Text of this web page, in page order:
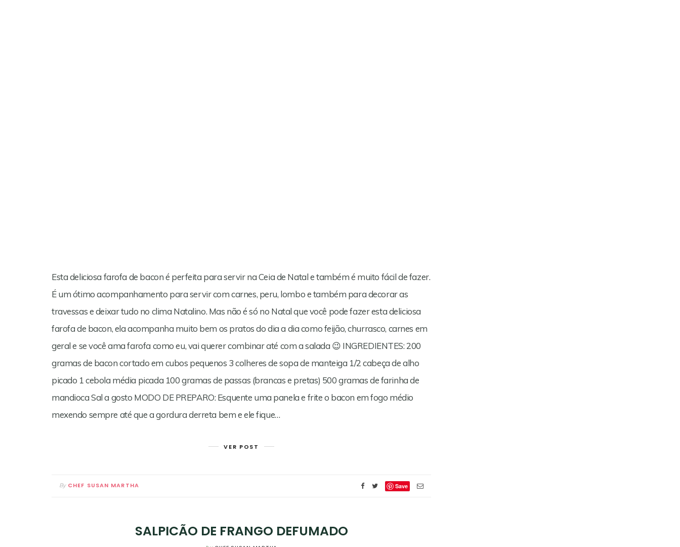
Esta deliciosa farofa de bacon é perfeita para servir na Ceia de Natal e também é muito fácil de fazer.
É um ótimo acompanhamento para servir com carnes, peru, lombo e também para decorar as
travessas e deixar tudo no clima Natalino. Mas não é só no Natal que você pode fazer esta deliciosa
farofa de bacon, ela acompanha muito bem os pratos do dia a dia como feijão, churrasco, carnes em
geral e se você ama farofa como eu, vai querer combinar até com a salada 😉 INGREDIENTES: 200
gramas de bacon cortado em cubos pequenos 3 colheres de sopa de manteiga 1/2 cabeça de alho
picado 1 cebola média picada 100 gramas de passas (brancas e pretas) 500 gramas de farinha de
mandioca Sal a gosto MODO DE PREPARO: Esquente uma panela e frite o bacon em fogo médio
mexendo sempre até que a gordura derreta bem e ele fique…
VER POST
By CHEF SUSAN MARTHA Save
SALPICÃO DE FRANGO DEFUMADO